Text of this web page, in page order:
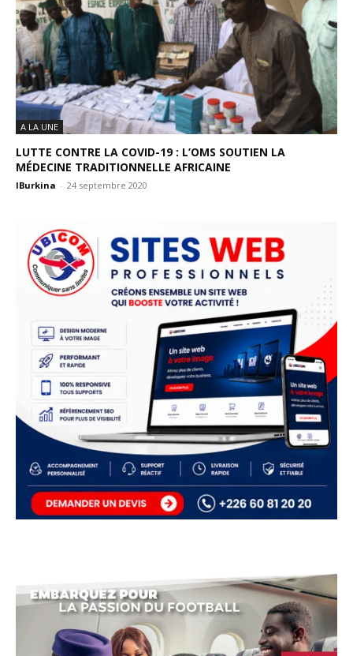
A LA UNE
LUTTE CONTRE LA COVID-19 : L’OMS SOUTIEN LA
MÉDECINE TRADITIONNELLE AFRICAINE
IBurkina - 24 septembre 2020